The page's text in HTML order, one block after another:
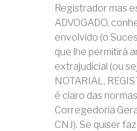
Registrador mas
ADVOGADO,
envolvido (o
que lhe permitirá
extrajudicial (ou
NOTARIAL,
é claro das
Corregedoria
CNJ). Se quiser